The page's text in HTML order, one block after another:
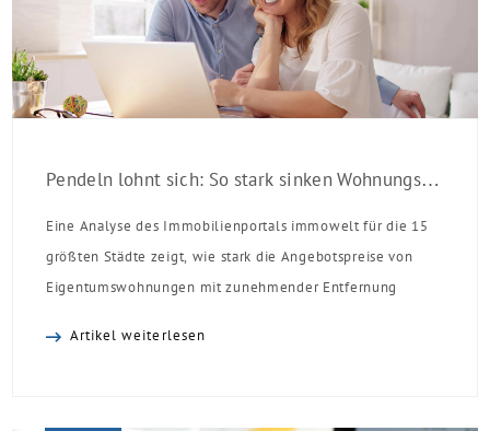
Pendeln lohnt sich: So stark sinken Wohnungspreise im Umland
Eine Analyse des Immobilienportals immowelt für die 15
größten Städte zeigt, wie stark die Angebotspreise von
Eigentumswohnungen mit zunehmender Entfernung
Artikel weiterlesen